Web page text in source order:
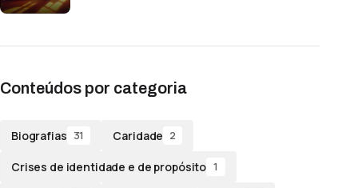
Conteúdos por categoria
Biografias 31 Caridade 2
Crises de identidade e de propósito 1